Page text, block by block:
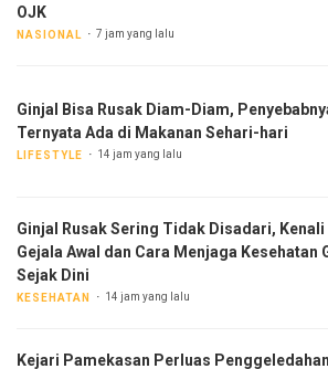
OJK
NASIONAL 7 jam yang lalu
Ginjal Bisa Rusak Diam-Diam,
Ternyata Ada di Makanan Sehari-hari
LIFESTYLE 14 jam yang lalu
Ginjal Rusak Sering Tidak Disadari, Kenali
Gejala Awal dan Cara Menjaga Kesehatan
Sejak Dini
KESEHATAN 14 jam yang lalu
Kejari Pamekasan Perluas